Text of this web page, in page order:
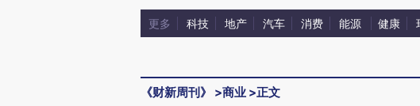
更多 科技 地产 汽车 消费 能源 健康
《财新周刊》 >商业 >正文